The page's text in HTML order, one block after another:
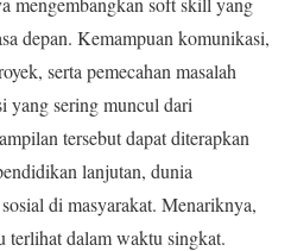
depan. Kemampuan komunikasi,
serta pemecahan masalah
yang sering muncul dari
tersebut dapat diterapkan
lanjutan, dunia
di masyarakat. Menariknya,
terlihat dalam waktu singkat.